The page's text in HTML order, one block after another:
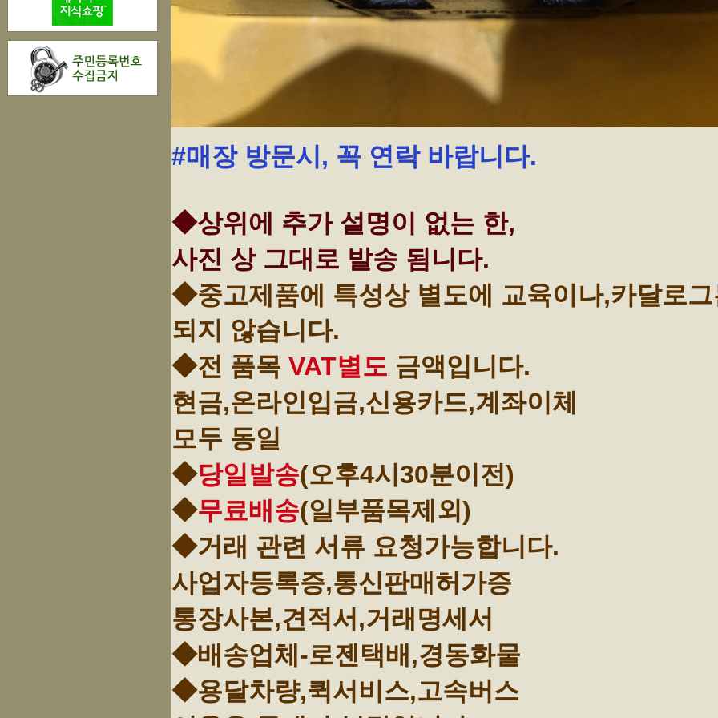
#매장 방문시, 꼭 연락 바랍니다.
◆상위에 추가 설명이 없는 한,
사진 상 그대로 발송 됨니다.
◆중고제품에 특성상 별도에 교육이나,카달로
되지 않습니다.
◆전 품목 VAT별도 금액입니다.
현금,온라인입금,신용카드,계좌이체
모두 동일
◆당일발송(오후4시30분이전)
◆무료배송(일부품목제외)
◆거래 관련 서류 요청가능합니다.
사업자등록증,통신판매허가증
통장사본,견적서,거래명세서
◆배송업체-로젠택배,경동화물
◆용달차량,퀵서비스,고속버스